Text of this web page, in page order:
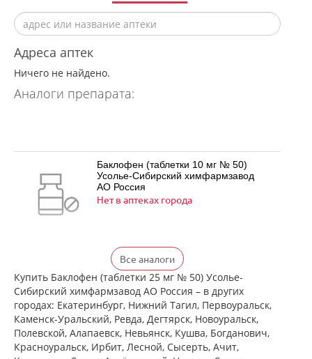
Адреса аптек
Ничего не найдено.
Аналоги препарата:
Баклофен (таблетки 10 мг № 50)
Усолье-Сибирский химфармзавод
АО Россия
Нет в аптеках города
Баклофен (таблетки 25 мг № 50)
Усолье-Сибирский химфармзавод
АО Россия
Нет в аптеках города
Баклосан (таблетки 10 мг № 50 банка
ПЭ) Фармацевтический завод
Все аналоги
Купить Баклофен (таблетки 25 мг № 50) Усолье-
Сибирский химфармзавод АО Россия – в других
городах: Екатеринбург, Нижний Тагил, Первоуральск,
Каменск-Уральский, Ревда, Дегтярск, Новоуральск,
Полевской, Алапаевск, Невьянск, Кушва, Богданович,
Красноуральск, Ирбит, Лесной, Сысерть, Ачит,